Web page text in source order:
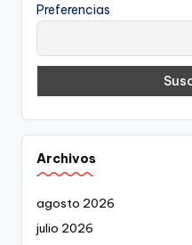
Preferencias
Archivos
agosto 2026
julio 2026